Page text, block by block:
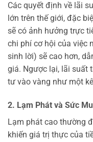
Các quyết định về lãi
lớn trên thế giới, đặc
sẽ có ảnh hưởng trực
chi phí cơ hội của việc
sinh lời) sẽ cao hơn,
giá. Ngược lại, lãi suất
tư vào vàng như một
2. Lạm Phát và Sức
Lạm phát cao thường
khiến giá trị thực của